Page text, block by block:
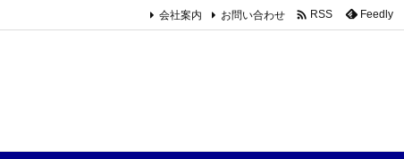
会社案内 お問い合わせ  RSS Feedly